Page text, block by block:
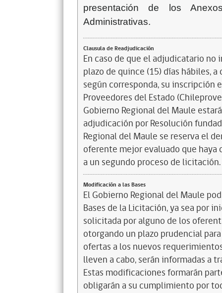
presentación de los
Administrativas.
Clausula de Readjudicación
En caso de que el adjudicatario
plazo de quince (15) días hábiles,
según corresponda, su inscripción
Proveedores del Estado
Gobierno Regional del Maule
adjudicación por Resolución
Regional del Maule se reserva el
oferente mejor evaluado que haya
a un segundo proceso de licitación.
Modificación a las Bases
El Gobierno Regional del Maule
Bases de la Licitación, ya sea por
solicitada por alguno de los
otorgando un plazo prudencial
ofertas a los nuevos
lleven a cabo, serán informadas a
Estas modificaciones formarán
obligarán a su cumplimiento por